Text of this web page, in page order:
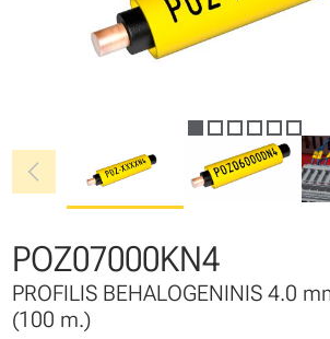
chevron_left
POZ07000KN4
PROFILIS BEHALOGENINIS 4.0
(100 m.)